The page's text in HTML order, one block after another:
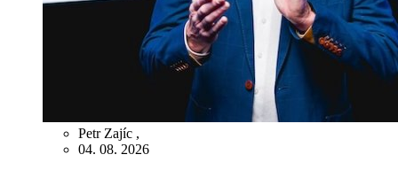
Petr Zajíc ,
04. 08. 2026